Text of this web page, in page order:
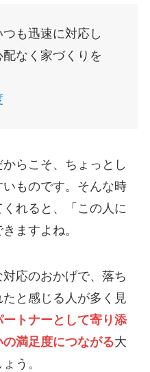
も迅速に対応し
なく家づくりを
らこそ、ちょっとし
ものです。そんな時
れると、「この人に
ますよね。
応のおかげで、落ち
と感じる人が多く見
トナーとして寄り添
満足度につながる大
う。